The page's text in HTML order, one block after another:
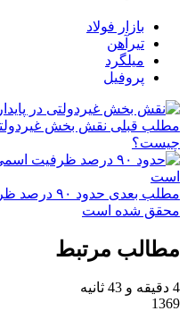
بازار فولاد
تیرآهن
میلگرد
پروفیل
مطلب قبلی نقش‌ بخش
چیست؟
مطلب بعدی
محقق شده است
مطالب مرتبط
4 دقیقه و 43 ثانیه
1369